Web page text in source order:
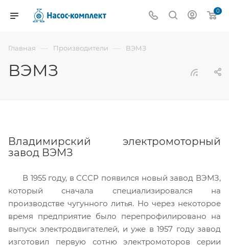
0
Главная — Производители — ВЭМЗ
ВЭМЗ
Владимирский электромоторный
завод ВЭМЗ
В 1955 году, в СССР появился новый завод ВЭМЗ,
который сначала специализировался на
производстве чугунного литья. Но через некоторое
время предприятие было перепрофилировано на
выпуск электродвигателей, и уже в 1957 году завод
изготовил первую сотню электромоторов серии